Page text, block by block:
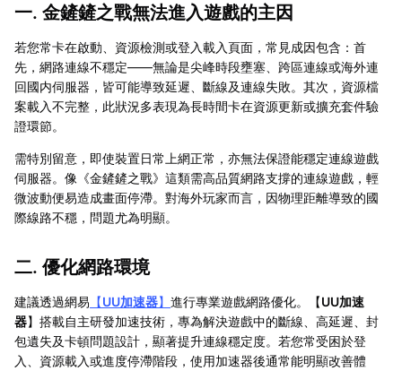
一. 金鏟鏟之戰無法進入遊戲的主因
若您常卡在啟動、資源檢測或登入載入頁面，常見成因包含：首
先，網路連線不穩定——無論是尖峰時段壅塞、跨區連線或海外連
回國内伺服器，皆可能導致延遲、斷線及連線失敗。其次，資源檔
案載入不完整，此狀況多表現為長時間卡在資源更新或擴充套件驗
證環節。
需特別留意，即使裝置日常上網正常，亦無法保證能穩定連線遊戲
伺服器。像《金鏟鏟之戰》這類需高品質網路支撐的連線遊戲，輕
微波動便易造成畫面停滯。對海外玩家而言，因物理距離導致的國
際線路不穩，問題尤為明顯。
二. 優化網路環境
建議透過網易 【UU加速器】 進行專業遊戲網路優化。【UU加速
器】搭載自主研發加速技術，專為解決遊戲中的斷線、高延遲、封
包遺失及卡頓問題設計，顯著提升連線穩定度。若您常受困於登
入、資源載入或進度停滯階段，使用加速器後通常能明顯改善體